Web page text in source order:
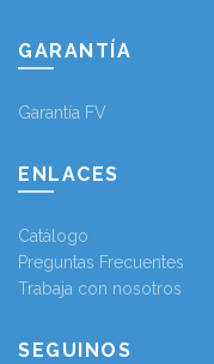
GARANTÍA
Garantía FV
ENLACES
Catálogo
Preguntas Frecuentes
Trabaja con nosotros
SEGUINOS